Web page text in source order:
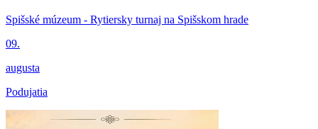
Spišské múzeum - Rytiersky turnaj na Spišskom hrade
09.
augusta
Podujatia